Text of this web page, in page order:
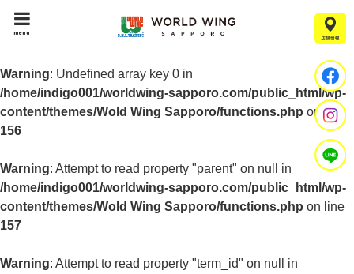
menu
Warning: Undefined array key 0 in
/home/indigo001/worldwing-sapporo.com/public_html/wp-
content/themes/Wold Wing Sapporo/functions.php on line
156
Warning: Attempt to read property "parent" on null in
/home/indigo001/worldwing-sapporo.com/public_html/wp-
content/themes/Wold Wing Sapporo/functions.php on line
157
Warning: Attempt to read property "term_id" on null in